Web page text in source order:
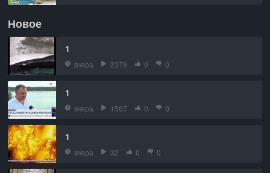
Новое
1
вчера 2379 0 0
1
вчера 1567 0 0
1
вчера 32 0 0